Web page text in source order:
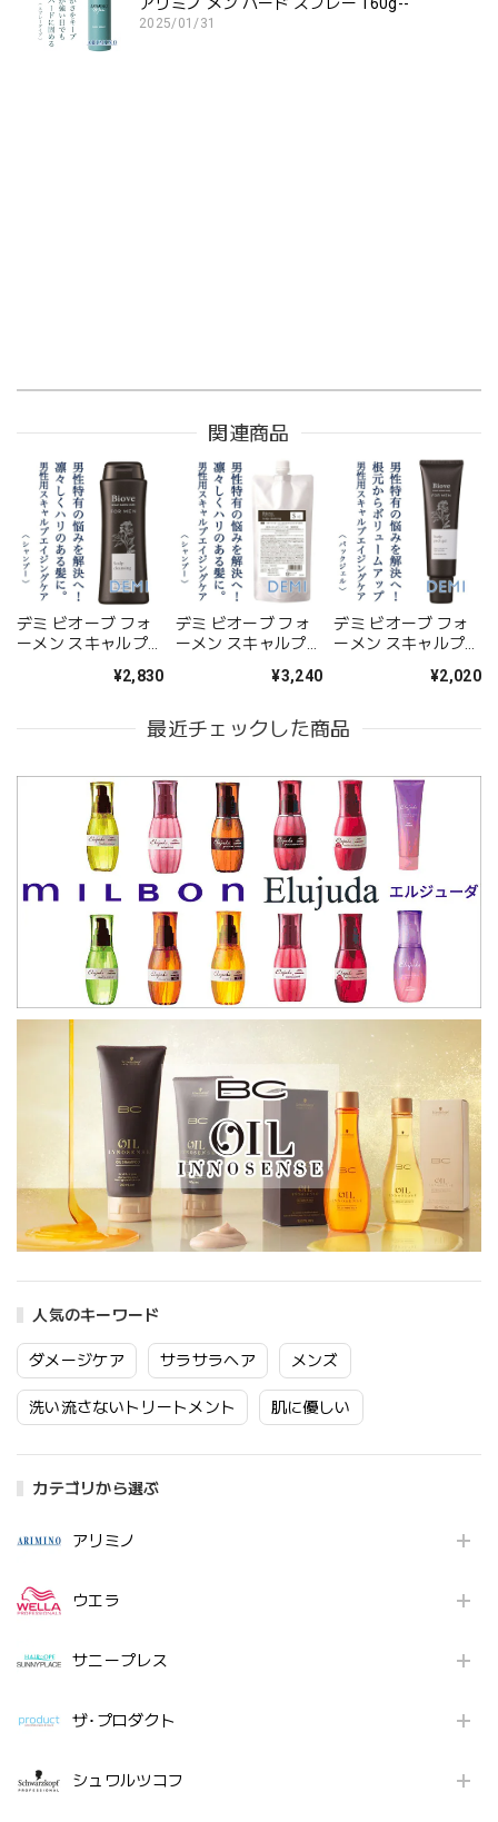
人気のキーワード
ダメージケア サラサラヘア メンズ
洗い流さないトリートメント 肌に優しい
カテゴリから選ぶ
アリミノ
ウエラ
サニープレス
ザ･プロダクト
シュワルツコフ
2025/01/31
関連商品
デミ ビオーブ フォ
ーメン スキャルプ
250ml【医薬部外
¥2,830
デミ ビオーブ フォ
ーメン スキャルプ
450ml(レフィル)¥3,240
デミ ビオーブ フォ
ーメン スキャルプ
¥2,020
最近チェックした商品